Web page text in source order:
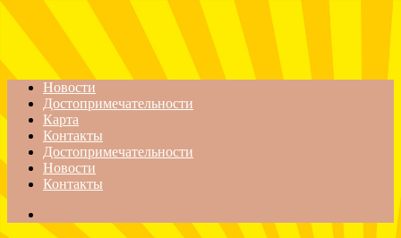
Menu
Новости
Достопримечательности
Карта
Контакты
Достопримечательности
Новости
Контакты
for